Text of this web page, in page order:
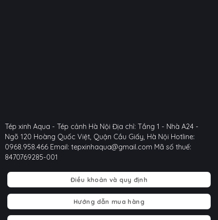
Tép xinh Aqua - Tép cảnh Hà Nội Địa chỉ: Tầng 1 - Nhà A24 -
Ngõ 120 Hoàng Quốc Việt, Quận Cầu Giấy, Hà Nội Hotline:
0968.958.466 Email: tepxinhaqua@gmail.com Mã số thuế:
8470769285-001
Điều khoản và quy định
Hướng dẫn mua hàng